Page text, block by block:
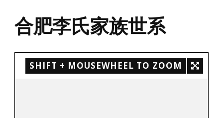
合肥李氏家族世系
SHIFT + MOUSEWHEEL TO ZOOM